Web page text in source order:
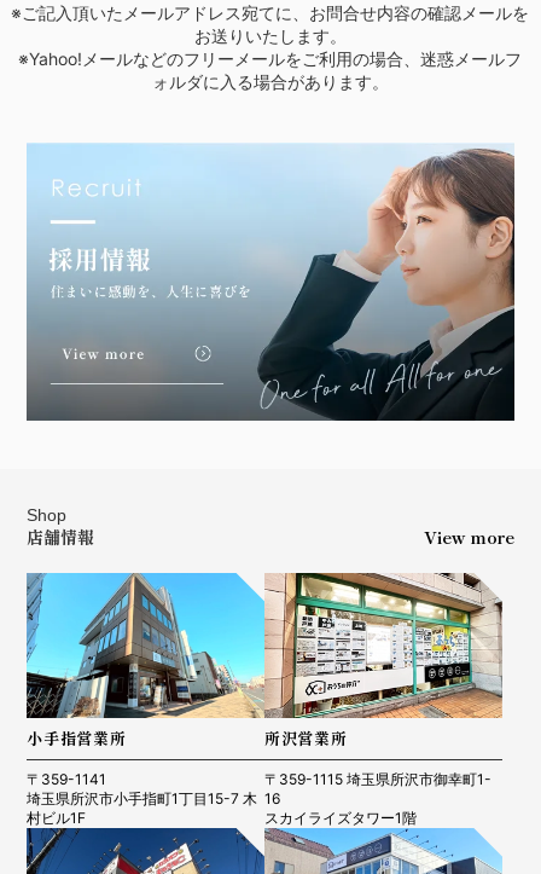
※ご記入頂いたメールアドレス宛てに、お問合せ内容の確認メールを
お送りいたします。
※Yahoo!メールなどのフリーメールをご利用の場合、迷惑メールフ
ォルダに入る場合があります。
Shop
店舗情報 View more
小手指営業所
〒359-1141
埼玉県所沢市小手指町1丁目15-7 木
村ビル1F
所沢営業所
〒359-1115 埼玉県所沢市御幸町1-
16
スカイライズタワー1階